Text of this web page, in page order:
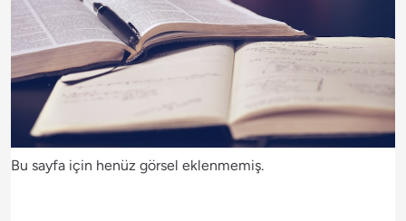
Bu sayfa için henüz görsel eklenmemiş.